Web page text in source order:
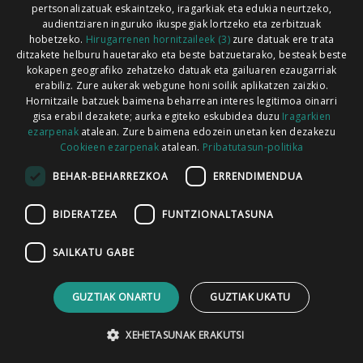
Codesyntaxek garatua
HARREMANETARAKO
pertsonalizatuak eskaintzeko, iragarkiak eta edukia neurtzeko,
audientziaren inguruko ikuspegiak lortzeko eta zerbitzuak
hobetzeko. Hirugarrenen hornitzaileek (3)zure datuak ere trata
ditzakete helburu hauetarako eta beste batzuetarako, besteak beste
kokapen geografiko zehatzeko datuak eta gailuaren ezaugarriak
erabiliz. Zure aukerak webgune honi soilik aplikatzen zaizkio.
Hornitzaile batzuek baimena beharrean interes legitimoa oinarri
gisa erabil dezakete; aurka egiteko eskubidea duzu Iragarkien
ezarpenakatalean. Zure baimena edozein unetan ken dezakezu
Cookieen ezarpenak atalean. Pribatutasun-politika
BEHAR-BEHARREZKOA ERRENDIMENDUA
BIDERATZEA FUNTZIONALTASUNA
SAILKATU GABE
GUZTIAK ONARTU GUZTIAK UKATU
XEHETASUNAK ERAKUTSI